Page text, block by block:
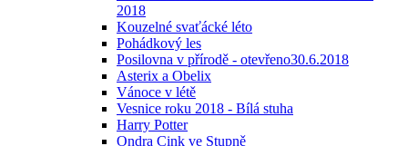
2018
Kouzelné svaťácké léto
Pohádkový les
Posilovna v přírodě - otevřeno30.6.2018
Asterix a Obelix
Vánoce v létě
Vesnice roku 2018 - Bílá stuha
Harry Potter
Ondra Cink ve Stupně